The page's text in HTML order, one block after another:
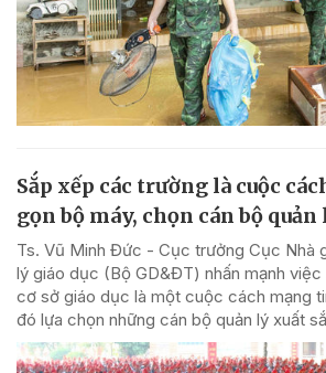
Sắp xếp các trường là cuộc
gọn bộ máy, chọn cán bộ quản
Ts. Vũ Minh Đức - Cục trưởng Cục Nhà
lý giáo dục (Bộ GD&ĐT) nhấn mạnh
cơ sở giáo dục là một cuộc cách mạng
đó lựa chọn những cán bộ quản lý xuất